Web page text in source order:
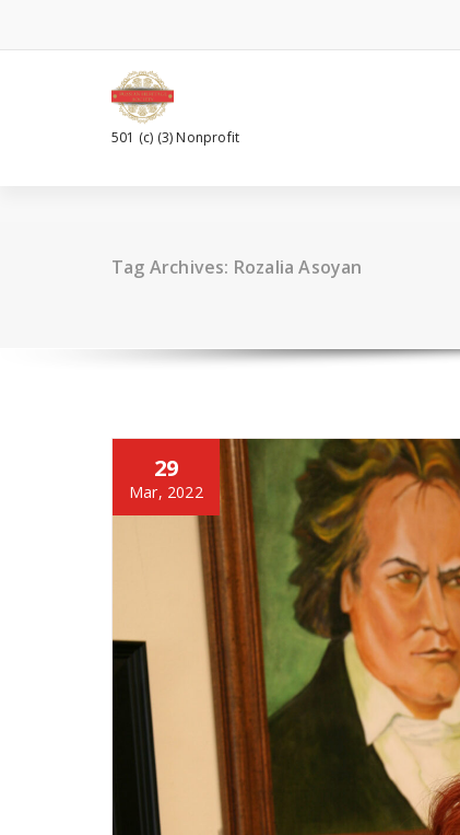
content
501 (c) (3) Nonprofit
Tag Archives: Rozalia Asoyan
29
Mar, 2022